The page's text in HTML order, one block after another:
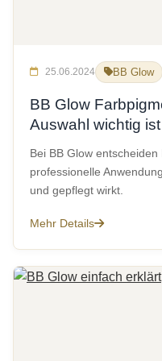
25.06.2024 BB Glow
BB Glow
Auswahl wichtig ist
Bei BB Glow
professionelle
und gepflegt wirkt.
Mehr Details